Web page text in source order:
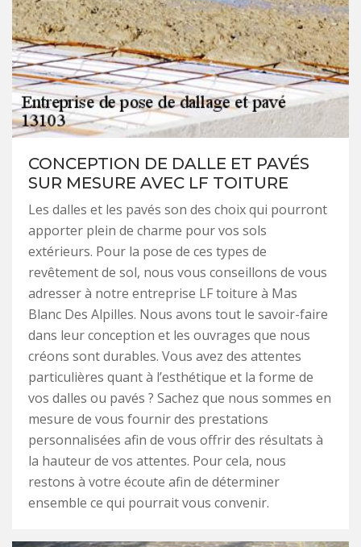
CONCEPTION DE DALLE ET PAVÉS
SUR MESURE AVEC LF TOITURE
Les dalles et les pavés son des choix qui pourront
apporter plein de charme pour vos sols
extérieurs. Pour la pose de ces types de
revêtement de sol, nous vous conseillons de vous
adresser à notre entreprise LF toiture à Mas
Blanc Des Alpilles. Nous avons tout le savoir-faire
dans leur conception et les ouvrages que nous
créons sont durables. Vous avez des attentes
particulières quant à l’esthétique et la forme de
vos dalles ou pavés ? Sachez que nous sommes en
mesure de vous fournir des prestations
personnalisées afin de vous offrir des résultats à
la hauteur de vos attentes. Pour cela, nous
restons à votre écoute afin de déterminer
ensemble ce qui pourrait vous convenir.